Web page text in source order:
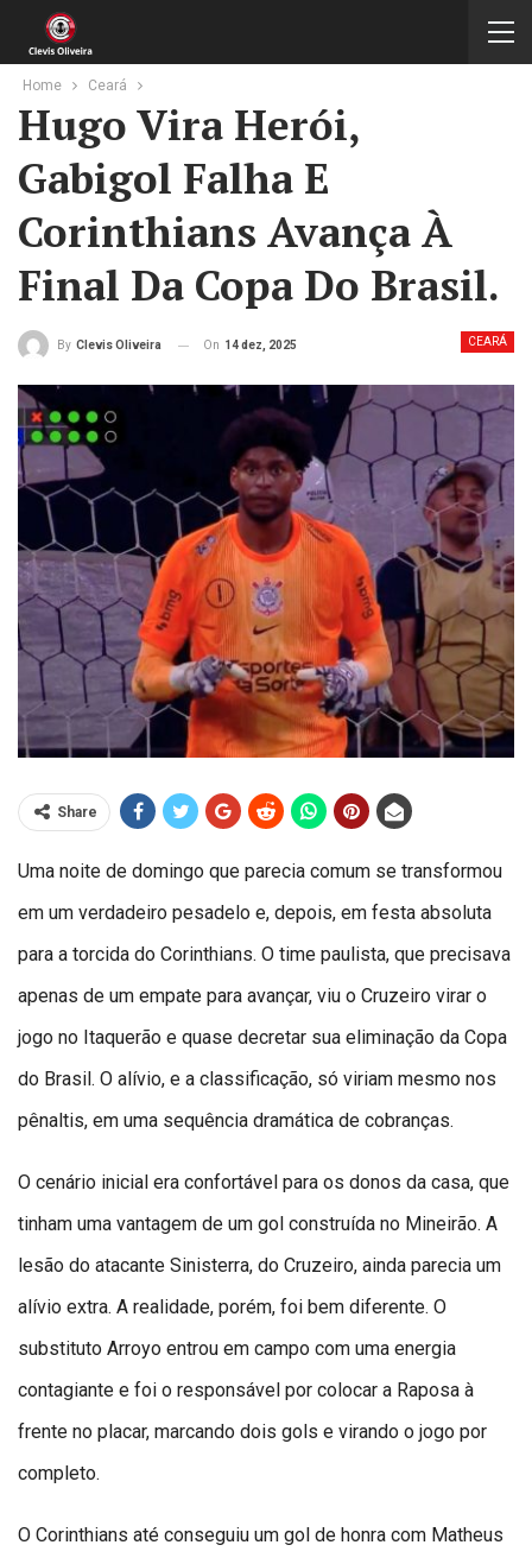
Home Ceará
Hugo Vira Herói,
Gabigol Falha E
Corinthians Avança À
Final Da Copa Do Brasil.
CEARÁ
By Clevis Oliveira On 14 dez, 2025
Share
Uma noite de domingo que parecia comum se transformou
em um verdadeiro pesadelo e, depois, em festa absoluta
para a torcida do Corinthians. O time paulista, que precisava
apenas de um empate para avançar, viu o Cruzeiro virar o
jogo no Itaquerão e quase decretar sua eliminação da Copa
do Brasil. O alívio, e a classificação, só viriam mesmo nos
pênaltis, em uma sequência dramática de cobranças.
O cenário inicial era confortável para os donos da casa, que
tinham uma vantagem de um gol construída no Mineirão. A
lesão do atacante Sinisterra, do Cruzeiro, ainda parecia um
alívio extra. A realidade, porém, foi bem diferente. O
substituto Arroyo entrou em campo com uma energia
contagiante e foi o responsável por colocar a Raposa à
frente no placar, marcando dois gols e virando o jogo por
completo.
O Corinthians até conseguiu um gol de honra com Matheus